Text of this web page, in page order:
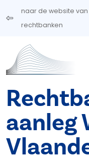
Overslaan en naar de
naar de website
rechtbanken
aanleg